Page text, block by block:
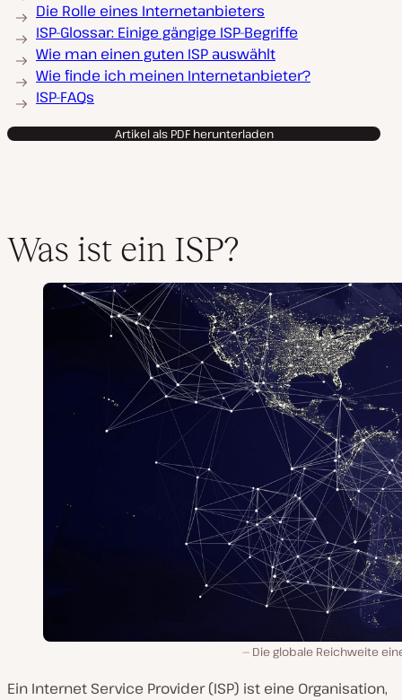
Die Rolle eines Internetanbieters
ISP-Glossar: Einige gängige ISP-Begriffe
Wie man einen guten ISP auswählt
Wie finde ich meinen Internetanbieter?
ISP-FAQs
Artikel als PDF herunterladen
Was ist ein ISP?
Die globale Reichweite
Ein Internet Service Provider (ISP) ist eine Organisation,